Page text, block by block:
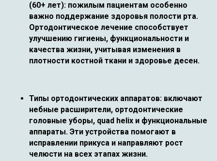
(60+ лет): пожилым пациентам особенно
важно поддержание здоровья полости рта.
Ортодонтическое лечение способствует
улучшению гигиены, функциональности и
качества жизни, учитывая изменения в
плотности костной ткани и здоровье десен.
Типы ортодонтических аппаратов: включают
небные расширители, ортодонтические
головные уборы, quad helix и функциональные
аппараты. Эти устройства помогают в
исправлении прикуса и направляют рост
челюсти на всех этапах жизни.